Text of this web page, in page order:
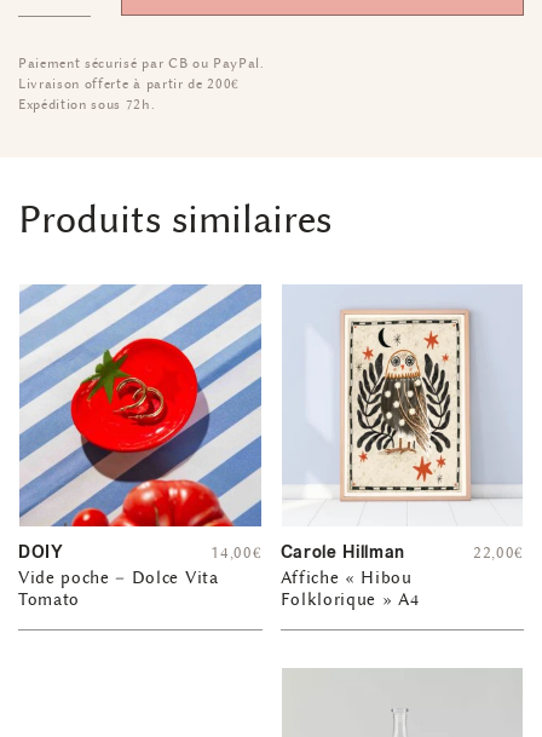
Paiement sécurisé par CB ou PayPal.
Livraison offerte à partir de 200€
Expédition sous 72h.
Produits similaires
DOIY
Vide poche – Dolce Vita
Tomato
14,00€ Carole Hillman
Affiche « Hibou
Folklorique » A4
22,00€